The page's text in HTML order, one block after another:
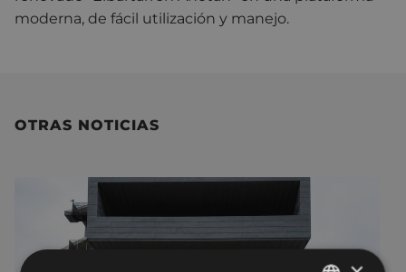
moderna, de fácil utilización y manejo.
OTRAS NOTICIAS